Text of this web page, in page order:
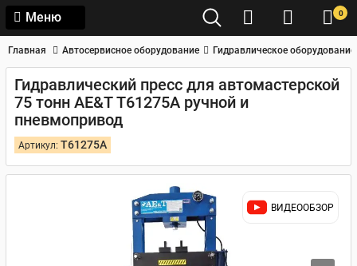
Меню 0
Главная Автосервисное оборудование Гидравлическое оборудование
Гидравлический пресс для автомастерской
75 тонн AE&T Т61275А ручной и
пневмопривод
Артикул: T61275A
ВИДЕООБЗОР